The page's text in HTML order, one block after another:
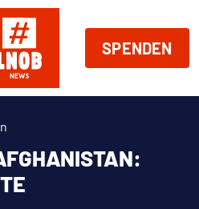
SPENDEN